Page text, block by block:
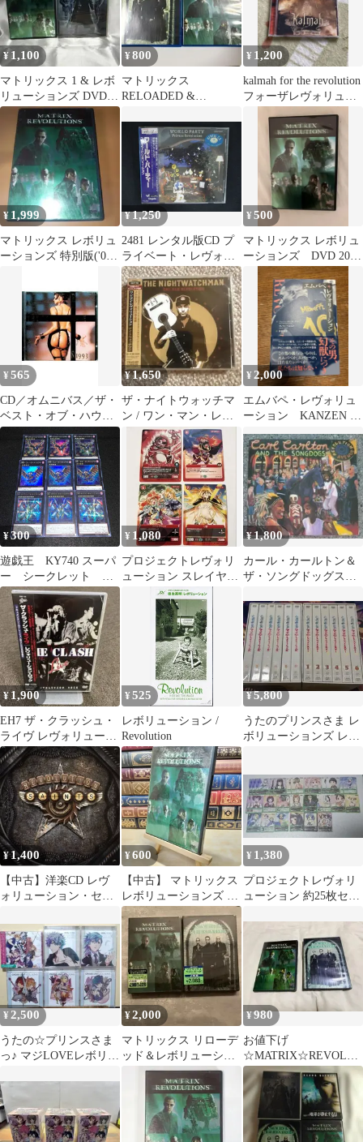
¥ 1,100
マトリックス 1 & レボ
リューションズ DVDセ
ット
¥800
マトリックス
RELOADED &
セット
¥ 1,200
kalmah for the revolution
フォーザレヴォリュー
¥ 1,999
マトリックス レボリュ
ーションズ 特別版('03
¥1,250
2481 レンタル版CD プ
ライベート・レヴォリ
ューション/ワールド・
パーティー 【歌詞・対
訳付】
¥500
マトリックス レボリュ
ーションズ DVD 2003
¥565
CD／オムニバス／ザ・
ベスト・オブ・ハウ
ス・レヴォリューショ
ン1993
¥1,650
ザ・ナイトウォッチマ
ン / ワン・マン・レヴ
ォリューション CD
¥2,000
エムバペ・レヴォリュ
ーション KANZEN 陣
野俊史訳
¥300
遊戯王 KY740 スーパ
ー シークレット RR
レヴォリューションフ
ァルコン RRフォース
ストリクス RRサテラ
イトキャノンファルコ
ン 各３枚
¥ 1,080
プロジェクトレヴォリ
ューション スレイヤー
ズ 4枚セット
¥1,800
カール・カールトン＆
ザ・ソングドッグス／
アヴェニュー
¥ 1,900
EH7 ザ・クラッシュ・
ライヴ レヴォリューシ
ョン・ロック
¥525
レボリューション /
Revolution
¥5,800
うたのプリンスさま レ
ボリューションズ レジ
¥1,400
【中古】洋楽CD レヴ
ォリューション・セイ
ョン・セインツ
¥600
【中古】 マトリックス
レボリューションズ 特
別版〈2枚組〉 [DVD]
Happinet ケース破損有
100192
¥ 1,380
プロジェクトレヴォリ
ューション 約25枚セッ
¥ 2,500
うたの☆プリンスさま
っ♪ マジLOVEレボリュ
¥2,000
マトリックス リローデ
ッド＆レボリューショ
ンズ DVDセット 特別
¥980
お値下げ
☆MATRIX☆REVOLUT
IONS＆
RELOADED☆USED